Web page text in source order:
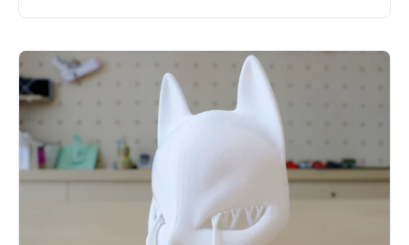
グして同期させるだけです。 QIDI BOX 鮮やかなプリン
させましょう。